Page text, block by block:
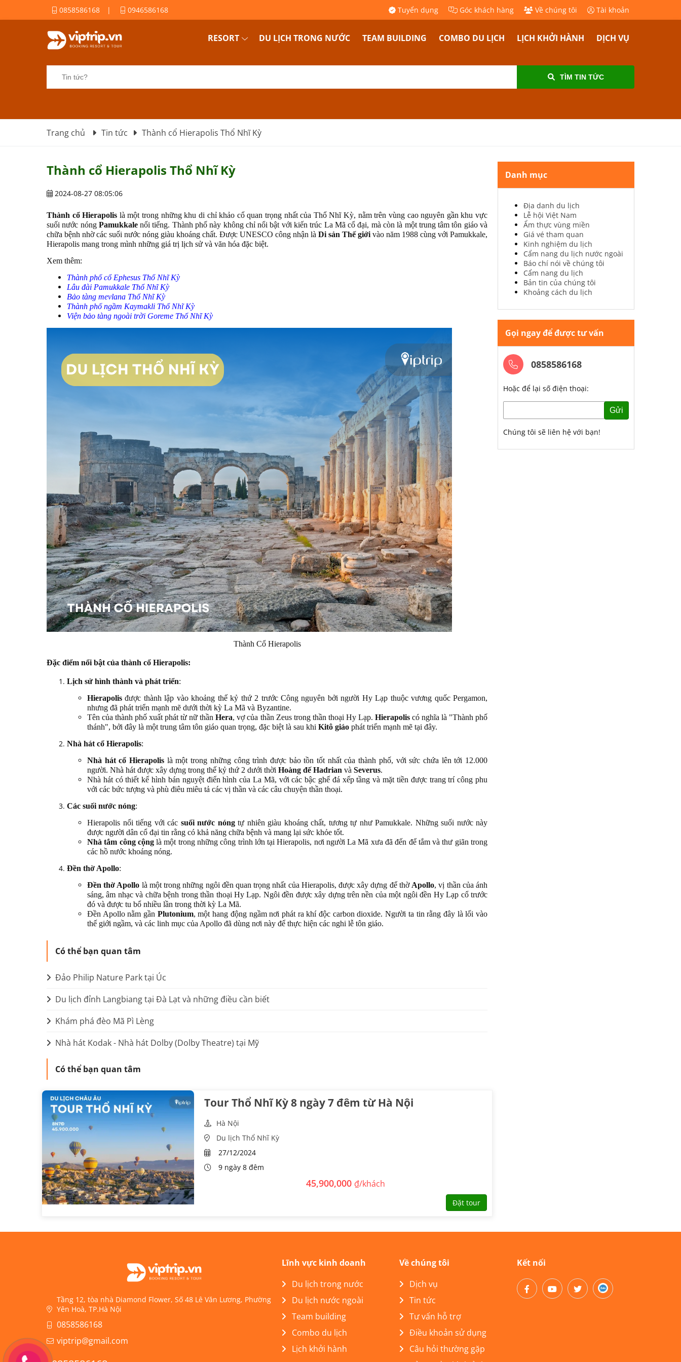
0858586168 | 0946586168 Tuyển dụng Góc khách hàng Về chúng tôi Tài khoản
RESORT DU LỊCH TRONG NƯỚC TEAM BUILDING COMBO DU LỊCH LỊCH KHỞI HÀNH DỊCH VỤ
TÌM TIN TỨC
Trang chủ Tin tức Thành cổ Hierapolis Thổ Nhĩ Kỳ
Thành cổ Hierapolis Thổ Nhĩ Kỳ
2024-08-27 08:05:06
Thành cổ Hierapolis là một trong những khu di chỉ khảo cổ quan trọng nhất của Thổ Nhĩ Kỳ, nằm trên vùng cao nguyên gần khu vực
suối nước nóng Pamukkalenổi tiếng. Thành phố này không chỉ nổi bật với kiến trúc La Mã cổ đại, mà còn là một trung tâm tôn giáo và
chữa bệnh nhờ các suối nước nóng giàu khoáng chất. Được UNESCO công nhận là Di sản Thế giới vào năm 1988 cùng với Pamukkale,
Hierapolis mang trong mình những giá trị lịch sử và văn hóa đặc biệt.
Xem thêm:
Thành phố cổ Ephesus Thổ Nhĩ Kỳ
Lâu đài Pamukkale Thổ Nhĩ Kỳ
Bảo tàng mevlana Thổ Nhĩ Kỳ
Thành phố ngầm Kaymakli Thổ Nhĩ Kỳ
Viện bảo tàng ngoài trời Goreme Thổ Nhĩ Kỳ
Thành Cổ Hierapolis
Đặc điểm nổi bật của thành cổ Hierapolis:
Lịch sử hình thành và phát triển:
Hierapolis được thành lập vào khoảng thế kỷ thứ 2 trước Công nguyên bởi người Hy Lạp thuộc vương quốc Pergamon,
nhưng đã phát triển mạnh mẽ dưới thời kỳ La Mã và Byzantine.
Tên của thành phố xuất phát từ nữ thầnHera, vợ của thần Zeus trong thần thoại Hy Lạp. Hierapoliscó nghĩa là "Thành phố
thánh", bởi đây là một trung tâm tôn giáo quan trọng, đặc biệt là sau khi Kitô giáo phát triển mạnh mẽ tại đây.
Nhà hát cổ Hierapolis:
Nhà hát cổ Hierapolis là một trong những công trình được bảo tồn tốt nhất của thành phố, với sức chứa lên tới 12.000
người. Nhà hát được xây dựng trong thế kỷ thứ 2 dưới thời Hoàng đế Hadrian và Severus.
Nhà hát có thiết kế hình bán nguyệt điển hình của La Mã, với các bậc ghế đá xếp tầng và mặt tiền được trang trí công phu
với các bức tượng và phù điêu miêu tả các vị thần và các câu chuyện thần thoại.
Các suối nước nóng:
Hierapolis nổi tiếng với các suối nước nóngtự nhiên giàu khoáng chất, tương tự như Pamukkale. Những suối nước này
được người dân cổ đại tin rằng có khả năng chữa bệnh và mang lại sức khỏe tốt.
Nhà tắm công cộnglà một trong những công trình lớn tại Hierapolis, nơi người La Mã xưa đã đến để tắm và thư giãn trong
các hồ nước khoáng nóng.
Đền thờ Apollo:
Đền thờ Apollo là một trong những ngôi đền quan trọng nhất của Hierapolis, được xây dựng để thờ Apollo, vị thần của ánh
sáng, âm nhạc và chữa bệnh trong thần thoại Hy Lạp. Ngôi đền được xây dựng trên nền của một ngôi đền Hy Lạp cổ trước
đó và được tu bổ nhiều lần trong thời kỳ La Mã.
Đền Apollo nằm gần Plutonium, một hang động ngầm nơi phát ra khí độc carbon dioxide. Người ta tin rằng đây là lối vào
thế giới ngầm, và các linh mục của Apollo đã dùng nơi này để thực hiện các nghi lễ tôn giáo.
Có thể bạn quan tâm
Đảo Philip Nature Park tại Úc
Du lịch đỉnh Langbiang tại Đà Lạt và những điều cần biết
Khám phá đèo Mã Pì Lèng
Nhà hát Kodak - Nhà hát Dolby (Dolby Theatre) tại Mỹ
Có thể bạn quan tâm
Tour Thổ Nhĩ Kỳ 8 ngày 7 đêm từ Hà Nội
Hà Nội
Du lịch Thổ Nhĩ Kỳ
27/12/2024
9 ngày 8 đêm
45,900,000 ₫/khách
Đặt tour
Danh mục
Địa danh du lịch
Lễ hội Việt Nam
Ẩm thực vùng miền
Giá vé tham quan
Kinh nghiệm du lịch
Cẩm nang du lịch nước ngoài
Báo chí nói về chúng tôi
Cẩm nang du lịch
Bản tin của chúng tôi
Khoảng cách du lịch
Gọi ngay để được tư vấn
0858586168
Hoặc để lại số điện thoại:
Gửi
Chúng tôi sẽ liên hệ với bạn!
Tầng 12, tòa nhà Diamond Flower, Số 48 Lê Văn Lương, Phường
Yên Hoà, TP.Hà Nội
0858586168
viptrip@gmail.com
Lĩnh vực kinh doanh
Du lịch trong nước
Du lịch nước ngoài
Team building
Combo du lịch
Lịch khởi hành
Về chúng tôi
Dịch vụ
Tin tức
Tư vấn hỗ trợ
Điều khoản sử dụng
Câu hỏi thường gặp
Kết nối